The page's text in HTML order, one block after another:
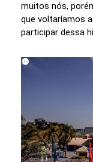
muitos nós,
que voltaríamos
participar dessa